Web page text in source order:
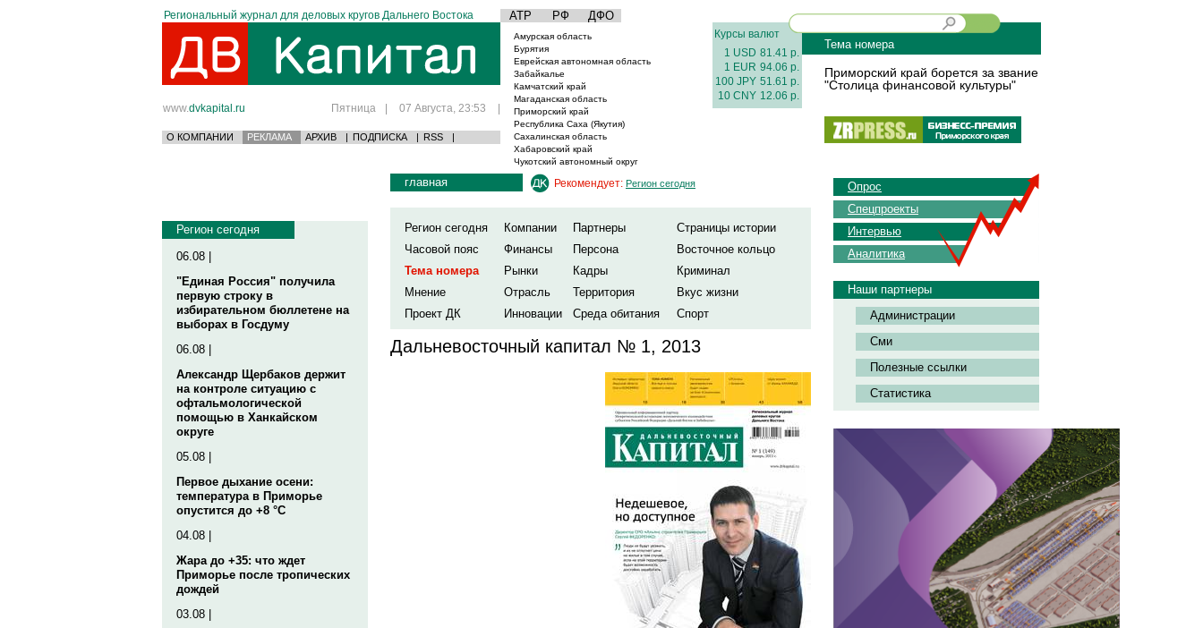
Региональный журнал для деловых кругов Дальнего Востока АТР РФ ДФО
www.dvkapital.ru Пятница | 07 Августа, 23:53 |
О КОМПАНИИ РЕКЛАМА АРХИВ | ПОДПИСКА | RSS |
Амурская область
Бурятия
Еврейская автономная область
Забайкалье
Камчатский край
Магаданская область
Приморский край
Республика Саха (Якутия)
Сахалинская область
Хабаровский край
Чукотский автономный округ
Курсы валют
1 USD 81.41 р.
1 EUR 94.06 р.
100 JPY 51.61 р.
10 CNY 12.06 р.
Тема номера
Приморский край борется за звание
"Столица финансовой культуры"
Регион сегодня
06.08 |
"Единая Россия" получила
первую строку в
избирательном бюллетене на
выборах в Госдуму
06.08 |
Александр Щербаков держит
на контроле ситуацию с
офтальмологической
помощью в Ханкайском
округе
05.08 |
Первое дыхание осени:
температура в Приморье
опустится до +8 °C
04.08 |
Жара до +35: что ждет
Приморье после тропических
дождей
03.08 |
главная Рекомендует: Регион сегодня
Регион сегодня Компании Партнеры
Страницы истории
Часовой пояс
Финансы Персона
Восточное кольцо
Тема номера
Рынки Кадры
Криминал
Мнение
Отрасль Территория
Вкус жизни
Проект ДК
Инновации Среда обитания Спорт
Дальневосточный капитал № 1, 2013
Опрос
Спецпроекты
Интервью
Аналитика
Наши партнеры
Администрации
Сми
Полезные ссылки
Статистика